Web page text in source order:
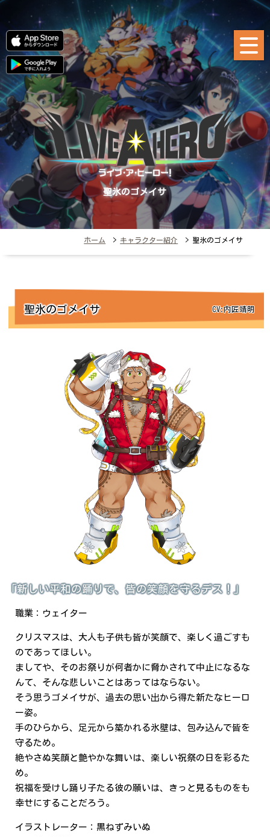
聖氷のゴメイサ
ホーム > キャラクター紹介 > 聖氷のゴメイサ
聖氷のゴメイサ CV:内匠靖明
「新しい平和の踊りで、皆の笑顔を守るデス！」
職業：ウェイター
クリスマスは、大人も子供も皆が笑顔で、楽しく過ごすも
のであってほしい。
ましてや、そのお祭りが何者かに脅かされて中止になるな
んて、そんな悲しいことはあってはならない。
そう思うゴメイサが、過去の思い出から得た新たなヒーロ
ー姿。
手のひらから、足元から築かれる氷壁は、包み込んで皆を
守るため。
絶やさぬ笑顔と艶やかな舞いは、楽しい祝祭の日を彩るた
め。
祝福を受けし踊り子たる彼の願いは、きっと見るものをも
幸せにすることだろう。
イラストレーター：黒ねずみいぬ